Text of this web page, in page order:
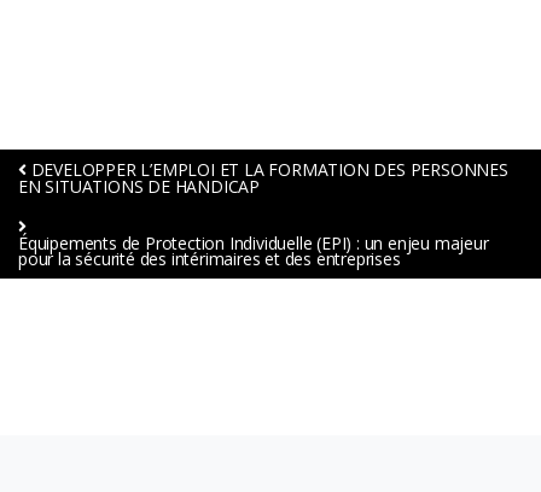
DEVELOPPER L’EMPLOI ET LA FORMATION DES PERSONNES
EN SITUATIONS DE HANDICAP
Équipements de Protection Individuelle (EPI) : un enjeu majeur
pour la sécurité des intérimaires et des entreprises